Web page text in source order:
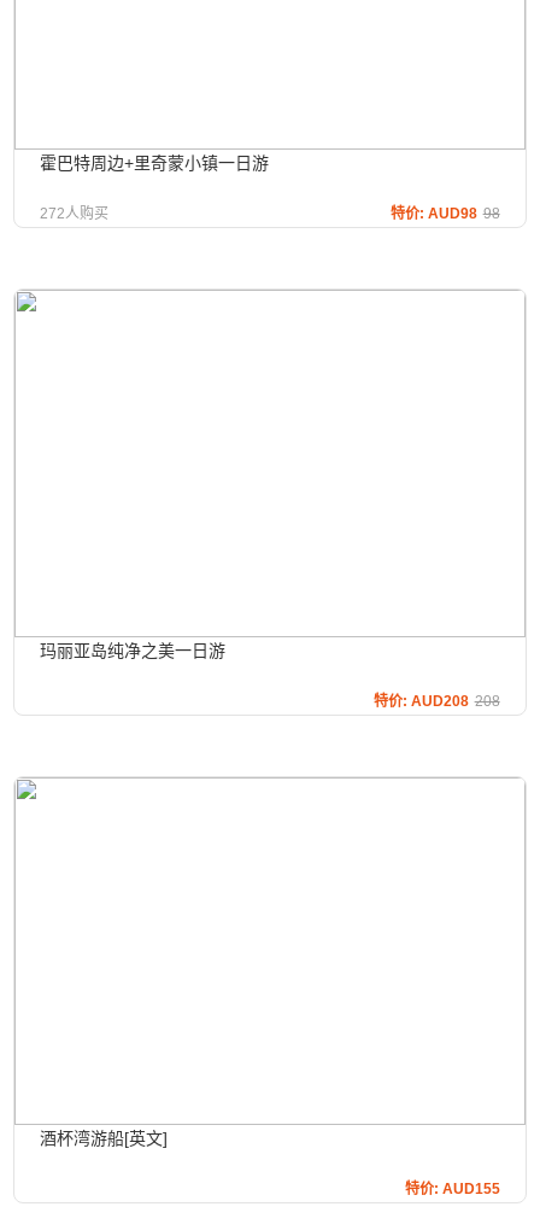
霍巴特周边+里奇蒙小镇一日游
272人购买 特价: AUD98 98
玛丽亚岛纯净之美一日游
特价: AUD208 208
酒杯湾游船[英文]
特价: AUD155